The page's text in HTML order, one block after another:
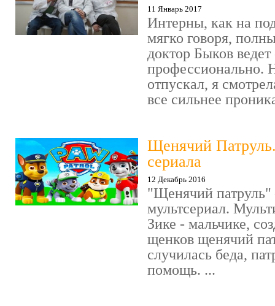
11 Январь 2017
Интерны, как на
мягко говоря,
доктор Быков ведет
профессионально.
отпускал, я
все сильнее
Щенячий
сериала
12 Декабрь 2016
"Щенячий патруль"
мультсериал.
Зике - мальчике,
щенков щенячий
случилась беда,
помощь. ...